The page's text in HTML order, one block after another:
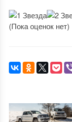
(Пока оценок нет)